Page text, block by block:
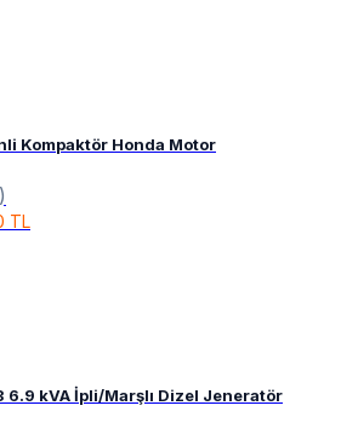
Kompaktör Honda Motor
TL
6.9 kVA İpli/Marşlı Dizel Jeneratör